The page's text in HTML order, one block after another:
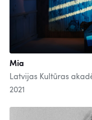
Mia
Latvijas Kultūras
2021